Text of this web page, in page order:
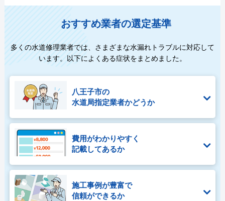
おすすめ業者の選定基準
多くの水道修理業者では、さまざまな水漏れトラブルに対応して
います。以下によくある症状をまとめました。
八王子市の
水道局指定業者かどうか
費用がわかりやすく
記載してあるか
施工事例が豊富で
信頼ができるか